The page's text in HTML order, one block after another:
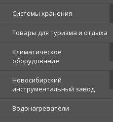
Системы хранения
Товары для туризма и отдыха
Климатическое
оборудование
Новосибирский
инструментальный завод
Водонагреватели